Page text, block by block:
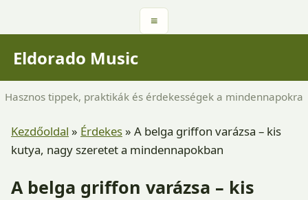
≡
Eldorado Music
Hasznos tippek, praktikák és érdekességek a mindennapokra
Kezdőoldal » Érdekes» A belga griffon varázsa – kis
kutya, nagy szeretet a mindennapokban
A belga griffon varázsa – kis